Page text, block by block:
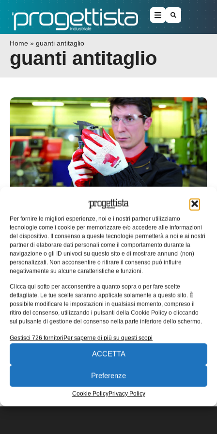
Per fornire le migliori esperienze, noi e i nostri partner utilizziamo
tecnologie come i cookie per memorizzare e/o accedere alle informazioni
del dispositivo. Il consenso a queste tecnologie permetterà a noi e ai nostri
partner di elaborare dati personali come il comportamento durante la
navigazione o gli ID univoci su questo sito e di mostrare annunci (non)
personalizzati. Non acconsentire o ritirare il consenso può influire
negativamente su alcune caratteristiche e funzioni.
Clicca qui sotto per acconsentire a quanto sopra o per fare scelte
dettagliate. Le tue scelte saranno applicate solamente a questo sito. È
possibile modificare le impostazioni in qualsiasi momento, compreso il
ritiro del consenso, utilizzando i pulsanti della Cookie Policy o cliccando
sul pulsante di gestione del consenso nella parte inferiore dello schermo.
Gestisci 726 fornitoriPer saperne di più su questi scopi
ACCETTA
Preferenze
Cookie PolicyPrivacy Policy
Home » guanti antitaglio
guanti antitaglio
Honeywell lancia i rivoluzionari
guanti protettivi antitaglio Check &
Go
Honeywell , fra i più grandi fornitori a livello mondiale di
soluzioni dalla testa ai piedi nel campo dei dispositivi
EDICOLA WEB